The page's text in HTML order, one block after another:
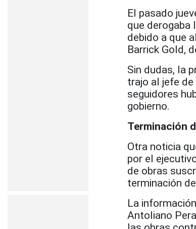
El pasado
que derogaba
debido a que
Barrick Gold,
Sin dudas, la
trajo al jefe
seguidores
gobierno.
Terminación
Otra noticia
por el
de obras
terminación
La
Antoliano